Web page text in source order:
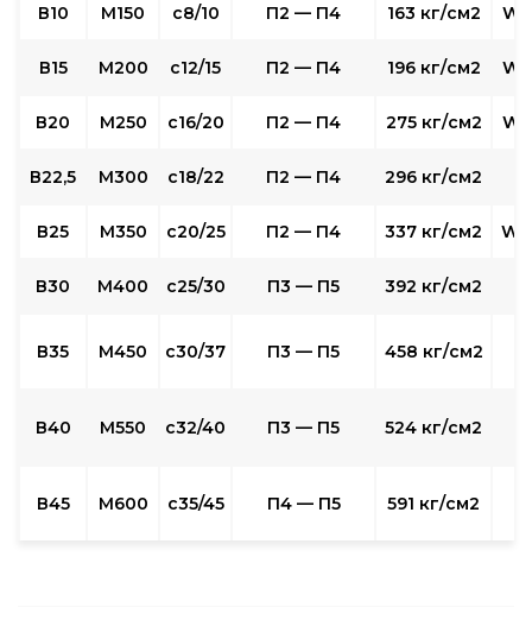
В10 М150 c8/10 П2 — П4 163 кг/см2
В15 М200 с12/15 П2 — П4 196 кг/см2
В20 М250 с16/20 П2 — П4 275 кг/см2
В22,5 М300 с18/22 П2 — П4 296 кг/см2
В25 М350 с20/25 П2 — П4 337 кг/см2
В30 М400 с25/30 П3 — П5 392 кг/см2
В35 М450 с30/37 П3 — П5 458 кг/см2
В40 М550 с32/40 П3 — П5 524 кг/см2
В45 М600 с35/45 П4 — П5 591 кг/см2